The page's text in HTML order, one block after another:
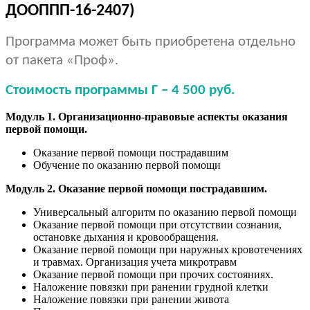
ДООППП-16-2407)
Программа может быть приобретена отдельно
от пакета «Проф».
Стоимость программы Г – 4 500 руб.
Модуль 1. Организационно-правовые аспекты оказания
первой помощи.
Оказание первой помощи пострадавшим
Обучение по оказанию первой помощи
Модуль 2. Оказание первой помощи пострадавшим.
Универсальный алгоритм по оказанию первой помощи
Оказание первой помощи при отсутствии сознания,
остановке дыхания и кровообращения.
Оказание первой помощи при наружных кровотечениях
и травмах. Организация учета микротравм
Оказание первой помощи при прочих состояниях.
Наложение повязки при ранении грудной клетки
Наложение повязки при ранении живота